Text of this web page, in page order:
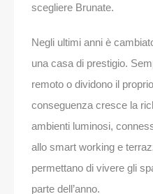
scegliere Brunate.
Negli ultimi anni è
una casa di prestigio.
remoto o dividono il
conseguenza cresce la
ambienti luminosi,
allo smart working e
permettano di vivere gli
parte dell’anno.